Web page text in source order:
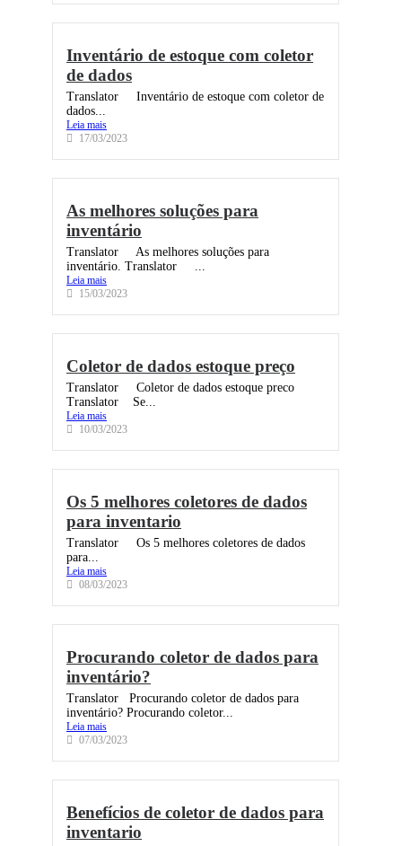
Inventário de estoque com coletor
de dados
Translator Inventário de estoque com coletor de
dados...
Leia mais
17/03/2023
As melhores soluções para
inventário
Translator As melhores soluções para
inventário. Translator ...
Leia mais
15/03/2023
Coletor de dados estoque preço
Translator Coletor de dados estoque preco
Translator Se...
Leia mais
10/03/2023
Os 5 melhores coletores de dados
para inventario
Translator Os 5 melhores coletores de dados
para...
Leia mais
08/03/2023
Procurando coletor de dados para
inventário?
Translator Procurando coletor de dados para
inventário? Procurando coletor...
Leia mais
07/03/2023
Benefícios de coletor de dados para
inventario